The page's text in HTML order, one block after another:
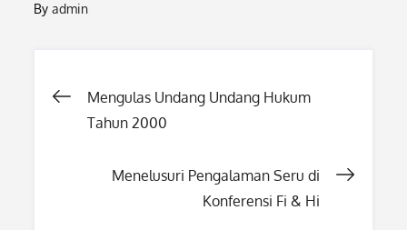
Byadmin
Post
Mengulas Undang Undang Hukum
Tahun 2000
Menelusuri Pengalaman Seru di
Konferensi Fi & Hi